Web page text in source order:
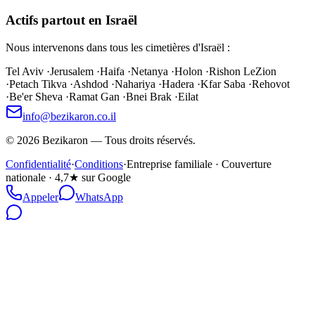
Actifs partout en Israël
Nous intervenons dans tous les cimetières d'Israël :
Tel Aviv ·Jerusalem ·Haifa ·Netanya ·Holon ·Rishon LeZion
·Petach Tikva ·Ashdod ·Nahariya ·Hadera ·Kfar Saba ·Rehovot
·Be'er Sheva ·Ramat Gan ·Bnei Brak ·Eilat
info@bezikaron.co.il
© 2026 Bezikaron — Tous droits réservés.
Confidentialité·Conditions·Entreprise familiale · Couverture
nationale · 4,7★ sur Google
Appeler
WhatsApp